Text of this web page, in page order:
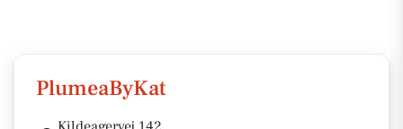
PlumeaByKat